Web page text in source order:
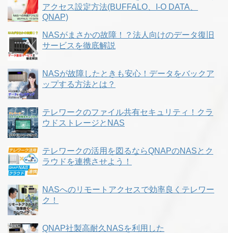
アクセス設定方法(BUFFALO、I-O DATA、
QNAP)
NASがまさかの故障！？法人向けのデータ復旧
サービスを徹底解説
NASが故障したときも安心！データをバックア
ップする方法とは？
テレワークのファイル共有セキュリティ！クラ
ウドストレージとNAS
テレワークの活用を図るならQNAPのNASとク
ラウドを連携させよう！
NASへのリモートアクセスで効率良くテレワー
ク！
QNAP社製高耐久NASを利用した